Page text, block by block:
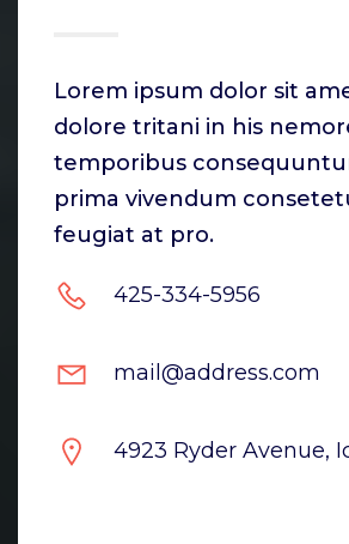
Lorem ipsum dolor sit
dolore tritani in his
temporibus
prima vivendum
feugiat at pro.
425-334-5956
mail@address.com
4923 Ryder Avenue,